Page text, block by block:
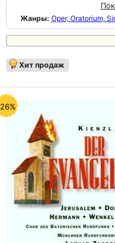
Жанры: Oper, Oratorium,
Хит продаж